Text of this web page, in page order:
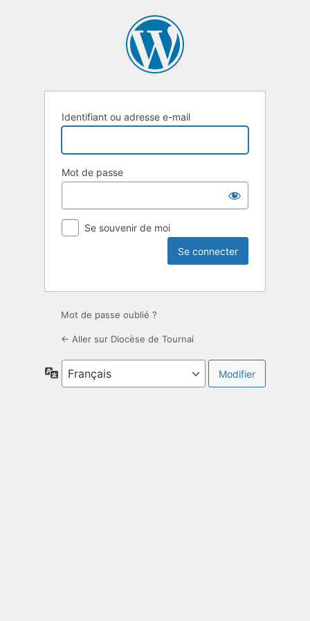
Identifiant ou adresse e-mail
Mot de passe
Se souvenir de moi
Mot de passe oublié ?
← Aller sur Diocèse de Tournai
Langue